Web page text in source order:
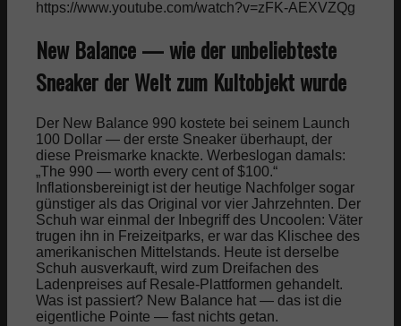
https://www.youtube.com/watch?v=zFK-AEXVZQg
New Balance — wie der unbeliebteste
Sneaker der Welt zum Kultobjekt wurde
Der New Balance 990 kostete bei seinem Launch
100 Dollar — der erste Sneaker überhaupt, der
diese Preismarke knackte. Werbeslogan damals:
„The 990 — worth every cent of $100.“
Inflationsbereinigt ist der heutige Nachfolger sogar
günstiger als das Original vor vier Jahrzehnten. Der
Schuh war einmal der Inbegriff des Uncoolen: Väter
trugen ihn in Freizeitparks, er war das Klischee des
amerikanischen Mittelstands. Heute ist derselbe
Schuh ausverkauft, wird zum Dreifachen des
Ladenpreises auf Resale-Plattformen gehandelt.
Was ist passiert? New Balance hat — das ist die
eigentliche Pointe — fast nichts getan.